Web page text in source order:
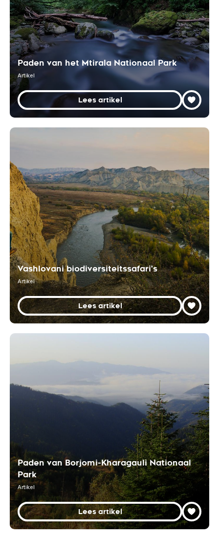
Paden van het Mtirala Nationaal Park
Artikel
Lees artikel
Vashlovani biodiversiteitssafari's
Artikel
Lees artikel
Paden van Borjomi-Kharagauli Nationaal
Park
Artikel
Lees artikel